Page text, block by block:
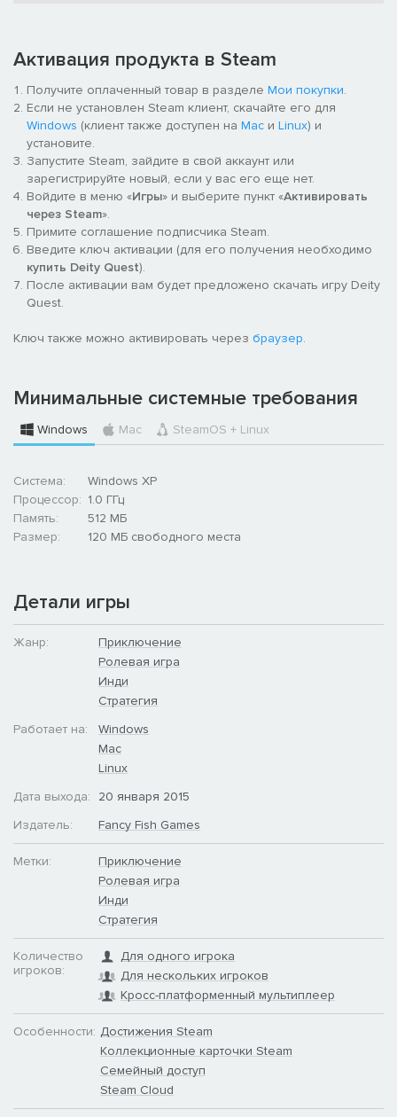
Теперь вы можете обмениваться последователями с
другими игроками и сражаться с другими игроками онлайн
или по локальной сети без DLC расширенного издания!
Активация продукта в Steam
Получите оплаченный товар в разделе Мои покупки.
Если не установлен Steam клиент, скачайте его для
Windows (клиент также доступен на Mac и Linux) и
установите.
Запустите Steam, зайдите в свой аккаунт или
зарегистрируйте новый, если у вас его еще нет.
Войдите в меню «Игры» и выберите пункт «Активировать
через Steam».
Примите соглашение подписчика Steam.
Введите ключ активации (для его получения необходимо
купить Deity Quest).
После активации вам будет предложено скачать игру Deity
Quest.
Ключ также можно активировать через браузер.
Минимальные системные требования
Windows Mac SteamOS + Linux
Система:
Windows XP
Процессор: 1.0 ГГц
Память:
512 MБ
Размер:
120 MБ свободного места
Детали игры
Жанр:
Приключение
Ролевая игра
Инди
Стратегия
Работает на:
Windows
Mac
Linux
Дата выхода:
20 января 2015
Издатель:
Fancy Fish Games
Метки:
Приключение
Ролевая игра
Инди
Стратегия
Количество
игроков:
Для одного игрока
Для нескольких игроков
Кросс-платформенный мультиплеер
Особенности: Достижения Steam
Коллекционные карточки Steam
Семейный доступ
Steam Cloud